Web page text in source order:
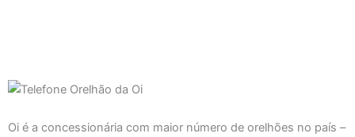
Oi é a concessionária com maior número de orelhões no país –